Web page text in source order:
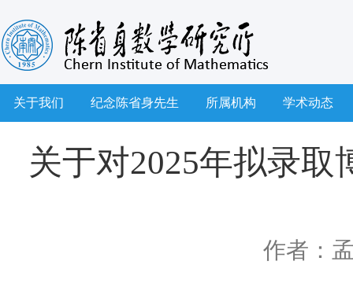
关于我们 纪念陈省身先生 所属机构 学术动态
关于对2025年拟录
作者：